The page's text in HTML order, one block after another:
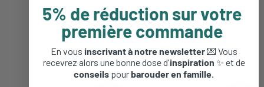
5% de réduction sur votre
première commande
En vous inscrivant à notre newsletter💌 Vous
recevrez alors une bonne dose d'inspiration ✨ et de
conseils pourbarouder en famille